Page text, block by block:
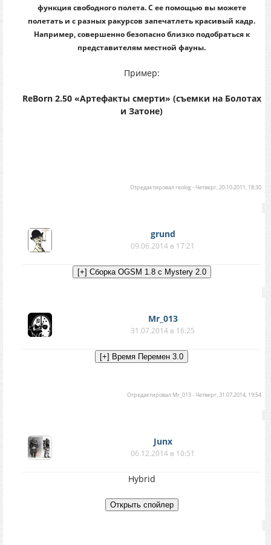
функция свободного полета. С ее помощью вы можете
полетать и с разных ракурсов запечатлеть красивый кадр.
Например, совершенно безопасно близко подобраться к
представителям местной фауны.
Пример:
ReBorn 2.50 «Артефакты смерти» (съемки на Болотах
и Затоне)
Отредактировал reolog-Четверг, 20.10.2011, 18:30
grund
09.06.2014 в 17:21
Mr_013
31.07.2014 в 16:25
Отредактировал Mr_013-Четверг, 31.07.2014, 19:54
Junx
06.12.2014 в 10:51
Hybrid